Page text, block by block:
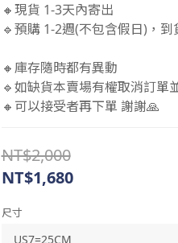
🔸現貨 1-3天內寄出
🔹預購 1-2週(不包含假日)，到
🔸庫存隨時都有異動
🔹如缺貨本賣場有權取消訂單
🔸可以接受者再下單 謝謝🙏
NT$2,000
NT$1,680
尺寸